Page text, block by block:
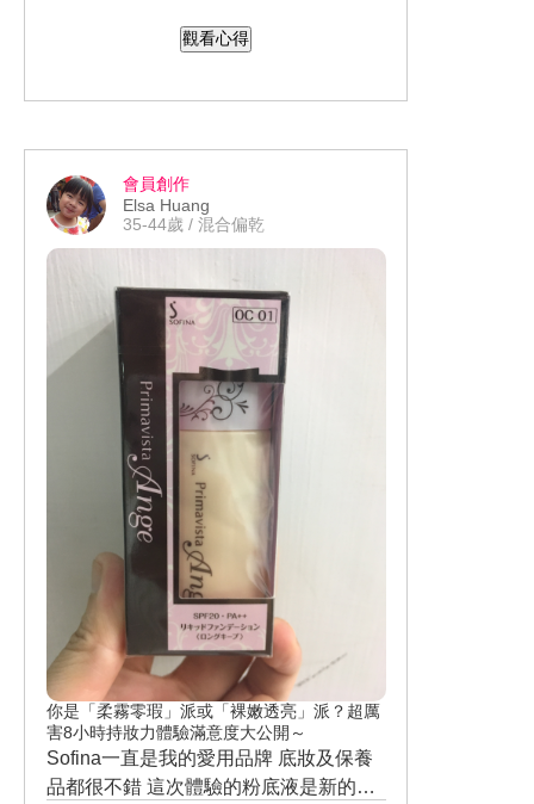
午出油情況都還好 粉質滿細緻的，不過
話 建議可以多加上遮瑕產品來加強 粉盒
觀看心得
會員創作
Elsa Huang
35-44歲 / 混合偏乾
你是「柔霧零瑕」派或「裸嫩透亮」派？超厲
害8小時持妝力體驗滿意度大公開～
Sofina一直是我的愛用品牌 底妝及保養
品都很不錯 這次體驗的粉底液是新的升